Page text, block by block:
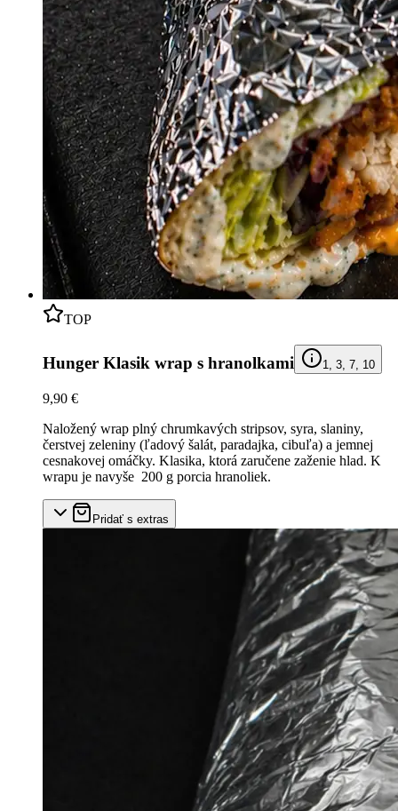
TOP
Hunger Klasik wrap s hranolkami 1, 3, 7, 10
9,90 €
Naložený wrap plný chrumkavých stripsov, syra, slaniny,
čerstvej zeleniny (ľadový šalát, paradajka, cibuľa) a jemnej
cesnakovej omáčky. Klasika, ktorá zaručene zaženie hlad. K
wrapu je navyše 200 g porcia hranoliek.
Pridať s extras